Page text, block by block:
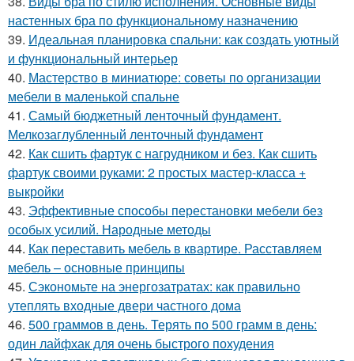
настенных бра по функциональному назначению
39. Идеальная планировка спальни: как создать уютный
и функциональный интерьер
40. Мастерство в миниатюре: советы по организации
мебели в маленькой спальне
41. Самый бюджетный ленточный фундамент.
Мелкозаглубленный ленточный фундамент
42. Как сшить фартук с нагрудником и без. Как сшить
фартук своими руками: 2 простых мастер-класса +
выкройки
43. Эффективные способы перестановки мебели без
особых усилий. Народные методы
44. Как переставить мебель в квартире. Расставляем
мебель – основные принципы
45. Сэкономьте на энергозатратах: как правильно
утеплять входные двери частного дома
46. 500 граммов в день. Терять по 500 грамм в день:
один лайфхак для очень быстрого похудения